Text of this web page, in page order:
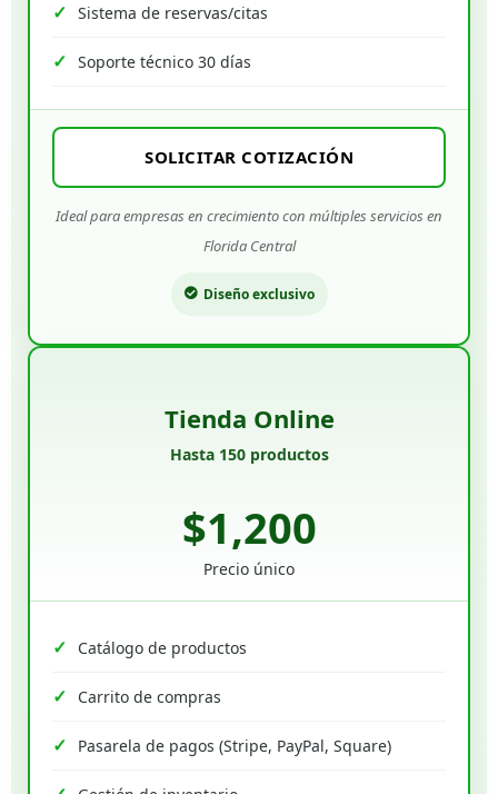
Sistema de reservas/citas
Soporte técnico 30 días
SOLICITAR COTIZACIÓN
Ideal para empresas en crecimiento con múltiples servicios en
Florida Central
Diseño exclusivo
Tienda Online
Hasta 150 productos
$1,200
Precio único
Catálogo de productos
Carrito de compras
Pasarela de pagos (Stripe, PayPal, Square)